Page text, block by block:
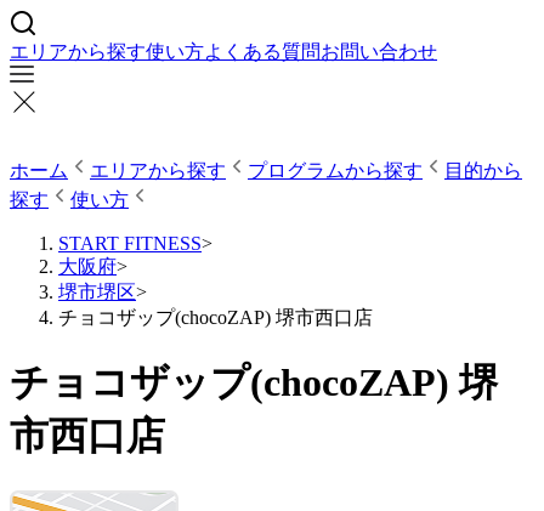
エリアから探す使い方よくある質問お問い合わせ
ホーム エリアから探す プログラムから探す
目的から
探す
使い方
START FITNESS>
大阪府>
堺市堺区>
チョコザップ(chocoZAP) 堺市西口店
チョコザップ(chocoZAP) 堺
市西口店